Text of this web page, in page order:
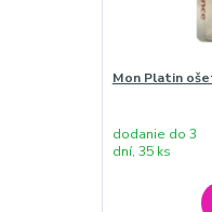
Mon Platin
dodanie do 3
dní, 35 ks